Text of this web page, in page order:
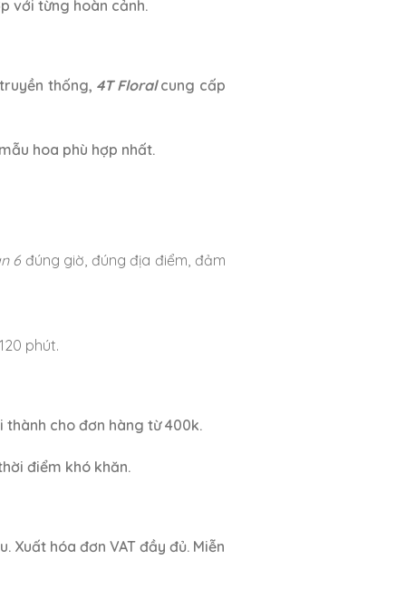
với từng hoàn cảnh.
thống, 4T Floralcung cấp
hoa phù hợp nhất.
6 đúng giờ, đúng địa điểm, đảm
phút.
cho đơn hàng từ 400k.
điểm khó khăn.
Xuất hóa đơn VAT đầy đủ. Miễn